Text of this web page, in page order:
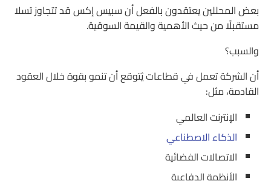
بعض المحللين يعتقدون بالفعل أن سبيس إكس قد تتجاوز تسلا
مستقبلًا من حيث الأهمية والقيمة السوقية.
والسبب؟
أن الشركة تعمل في قطاعات يُتوقع أن تنمو بقوة خلال العقود
القادمة، مثل:
الإنترنت العالمي
الذكاء الاصطناعي
الاتصالات الفضائية
الأنظمة الدفاعية